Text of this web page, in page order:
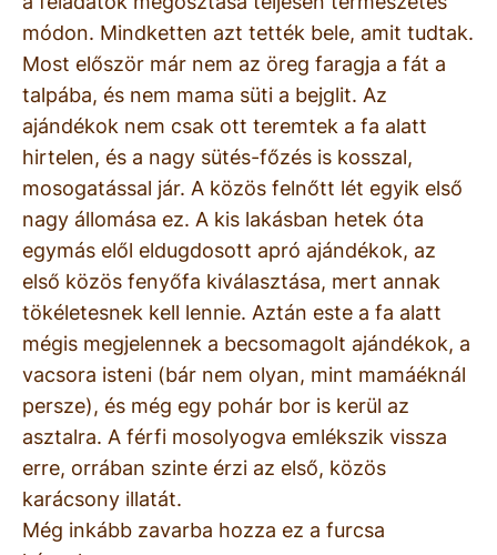
módon. Mindketten azt tették bele, amit tudtak.
Most először már nem az öreg faragja a fát a
talpába, és nem mama süti a bejglit. Az
ajándékok nem csak ott teremtek a fa alatt
hirtelen, és a nagy sütés-főzés is kosszal,
mosogatással jár. A közös felnőtt lét egyik első
nagy állomása ez. A kis lakásban hetek óta
egymás elől eldugdosott apró ajándékok, az
első közös fenyőfa kiválasztása, mert annak
tökéletesnek kell lennie. Aztán este a fa alatt
mégis megjelennek a becsomagolt ajándékok, a
vacsora isteni (bár nem olyan, mint mamáéknál
persze), és még egy pohár bor is kerül az
asztalra. A férfi mosolyogva emlékszik vissza
erre, orrában szinte érzi az első, közös
karácsony illatát.
Még inkább zavarba hozza ez a furcsa